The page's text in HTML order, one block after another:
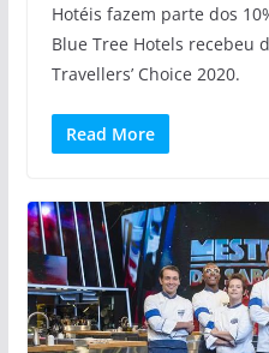
Hotéis fazem parte dos
Blue Tree Hotels recebeu
Travellers’ Choice 2020.
Read More